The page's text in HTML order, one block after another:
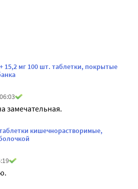
15,2 мг 100 шт. таблетки, покрытые
замечательная.
кишечнорастворимые,